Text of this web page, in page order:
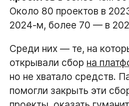
Около 80 проектов в
2024-м, более 70 — в
Среди них — те, на
открывали сбор на
но не хватало средств.
помогли закрыть эти